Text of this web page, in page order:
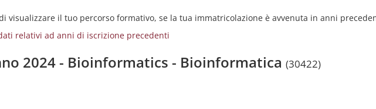
visualizzare il tuo percorso formativo, se la tua immatricolazione è avvenuta in anni
relativi ad anni di iscrizione precedenti
2024 - Bioinformatics - Bioinformatica (30422)